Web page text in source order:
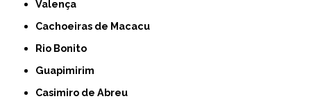
Valença
Cachoeiras de Macacu
Rio Bonito
Guapimirim
Casimiro de Abreu